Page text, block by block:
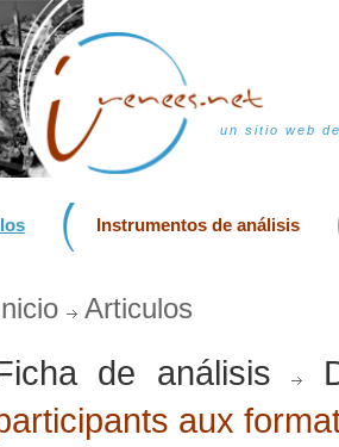
un sitio web
Instrumentos de análisis
Articulos
de análisis
aux